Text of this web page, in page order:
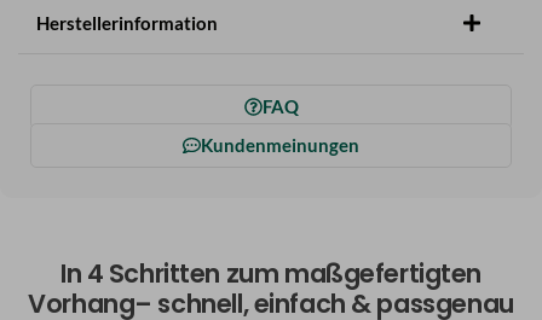
Herstellerinformation
FAQ
Kundenmeinungen
In 4 Schritten zum maßgefertigten
Vorhang– schnell, einfach & passgenau